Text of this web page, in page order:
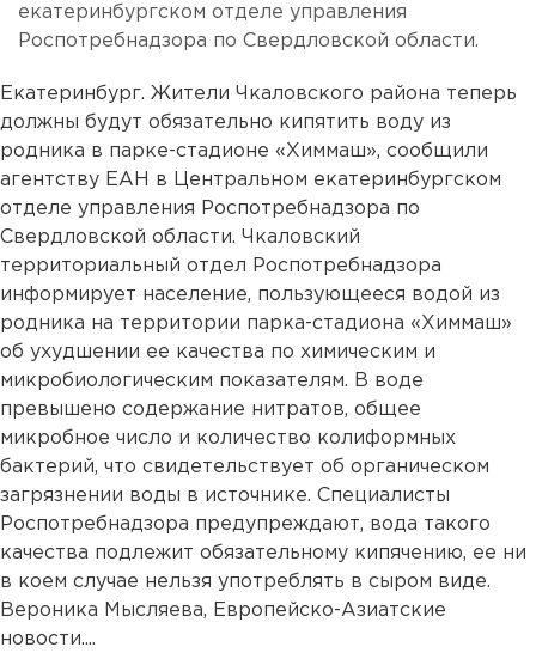
екатеринбургском отделе управления
Роспотребнадзора по Свердловской области.
Екатеринбург. Жители Чкаловского района теперь
должны будут обязательно кипятить воду из
родника в парке-стадионе «Химмаш», сообщили
агентству ЕАН в Центральном екатеринбургском
отделе управления Роспотребнадзора по
Свердловской области. Чкаловский
территориальный отдел Роспотребнадзора
информирует население, пользующееся водой из
родника на территории парка-стадиона «Химмаш»
об ухудшении ее качества по химическим и
микробиологическим показателям. В воде
превышено содержание нитратов, общее
микробное число и количество колиформных
бактерий, что свидетельствует об органическом
загрязнении воды в источнике. Специалисты
Роспотребнадзора предупреждают, вода такого
качества подлежит обязательному кипячению, ее ни
в коем случае нельзя употреблять в сыром виде.
Вероника Мысляева, Европейско-Азиатские
новости....